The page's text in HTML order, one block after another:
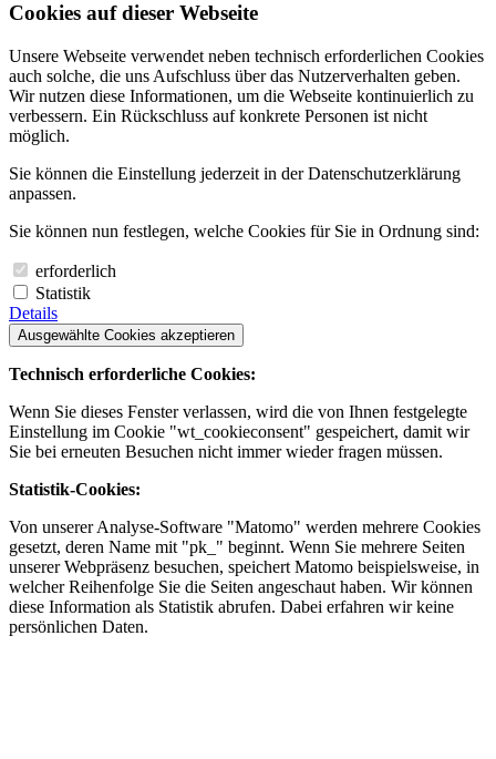
Cookies auf dieser Webseite
Unsere Webseite verwendet neben technisch erforderlichen Cookies
auch solche, die uns Aufschluss über das Nutzerverhalten geben.
Wir nutzen diese Informationen, um die Webseite kontinuierlich zu
verbessern. Ein Rückschluss auf konkrete Personen ist nicht
möglich.
Sie können die Einstellung jederzeit in der Datenschutzerklärung
anpassen.
Sie können nun festlegen, welche Cookies für Sie in Ordnung sind:
erforderlich
Statistik
Details
Ausgewählte Cookies akzeptieren
Technisch erforderliche Cookies:
Wenn Sie dieses Fenster verlassen, wird die von Ihnen festgelegte
Einstellung im Cookie "wt_cookieconsent" gespeichert, damit wir
Sie bei erneuten Besuchen nicht immer wieder fragen müssen.
Statistik-Cookies:
Von unserer Analyse-Software "Matomo" werden mehrere Cookies
gesetzt, deren Name mit "pk_" beginnt. Wenn Sie mehrere Seiten
unserer Webpräsenz besuchen, speichert Matomo beispielsweise, in
welcher Reihenfolge Sie die Seiten angeschaut haben. Wir können
diese Information als Statistik abrufen. Dabei erfahren wir keine
persönlichen Daten.